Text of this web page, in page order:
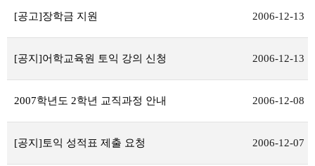
[공고]장학금 지원 2006-12-13
[공지]어학교육원 토익 강의 신청 2006-12-13
2007학년도 2학년 교직과정 안내 2006-12-08
[공지]토익 성적표 제출 요청 2006-12-07